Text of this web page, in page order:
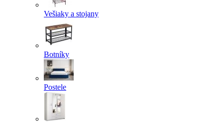
Vešiaky a stojany
Botníky
Postele